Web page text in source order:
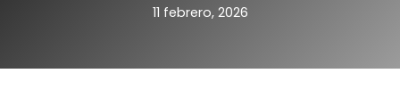
11 febrero, 2026